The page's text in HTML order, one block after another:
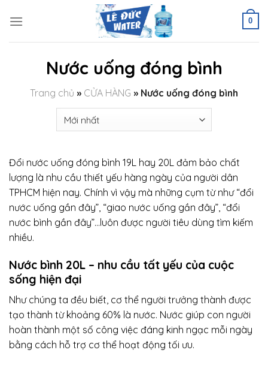
0
Nước uống đóng bình
Trang chủ » CỬA HÀNG » Nước uống đóng bình
Đổi nước uống đóng bình 19L hay 20L đảm bảo chất
lượng là nhu cầu thiết yếu hàng ngày của người dân
TPHCM hiện nay. Chính vì vậy mà những cụm từ như “đổi
nước uống gần đây”, “giao nước uống gần đây”, “đổi
nước bình gần đây”…luôn được người tiêu dùng tìm kiếm
nhiều.
Nước bình 20L – nhu cầu tất yếu của cuộc
sống hiện đại
Như chúng ta đều biết, cơ thể người trưởng thành được
tạo thành từ khoảng 60% là nước. Nước giúp con người
hoàn thành một số công việc đáng kinh ngạc mỗi ngày
bằng cách hỗ trợ cơ thể hoạt động tối ưu.